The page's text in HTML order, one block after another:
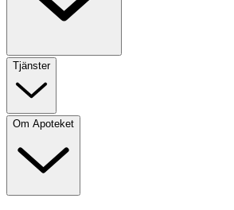
Tjänster
Om Apoteket